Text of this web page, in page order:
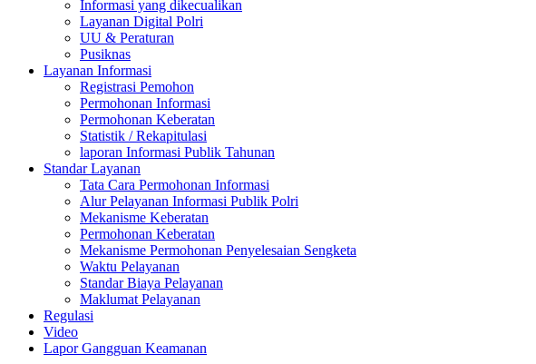
Informasi yang dikecualikan
Layanan Digital Polri
UU & Peraturan
Pusiknas
Layanan Informasi
Registrasi Pemohon
Permohonan Informasi
Permohonan Keberatan
Statistik / Rekapitulasi
laporan Informasi Publik Tahunan
Standar Layanan
Tata Cara Permohonan Informasi
Alur Pelayanan Informasi Publik Polri
Mekanisme Keberatan
Permohonan Keberatan
Mekanisme Permohonan Penyelesaian Sengketa
Waktu Pelayanan
Standar Biaya Pelayanan
Maklumat Pelayanan
Regulasi
Video
Lapor Gangguan Keamanan